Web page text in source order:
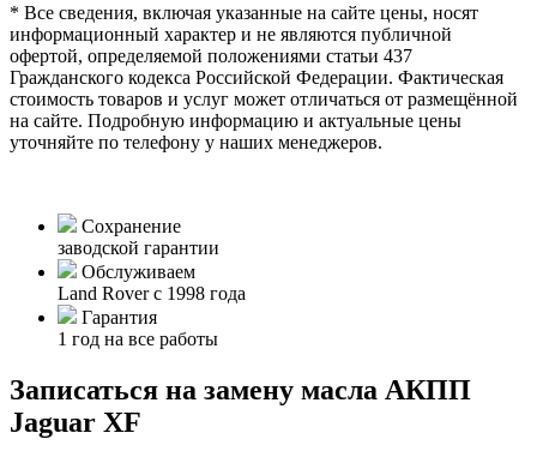
* Все сведения, включая указанные на сайте цены, носят
информационный характер и не являются публичной
офертой, определяемой положениями статьи 437
Гражданского кодекса Российской Федерации. Фактическая
стоимость товаров и услуг может отличаться от размещённой
на сайте. Подробную информацию и актуальные цены
уточняйте по телефону у наших менеджеров.
Сохранение
заводской гарантии
Обслуживаем
Land Rover с 1998 года
Гарантия
1 год на все работы
Записаться на замену масла АКПП
Jaguar XF